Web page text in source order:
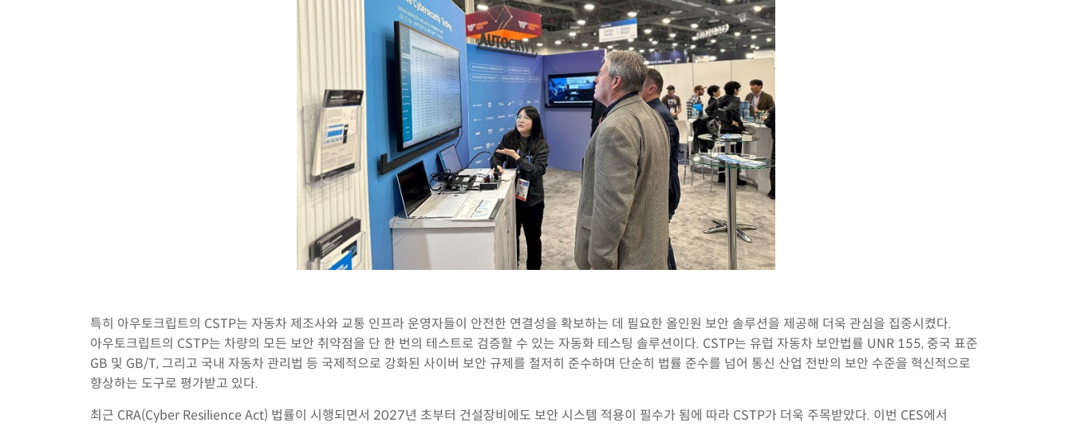
특히 아우토크립트의 CSTP는 자동차 제조사와 교통 인프라 운영자들이 안전한 연결성을 확보하는 데 필요한 올인원 보안 솔루션을 제공해 더욱 관심을 집중시켰다.
아우토크립트의 CSTP는 차량의 모든 보안 취약점을 단 한 번의 테스트로 검증할 수 있는 자동화 테스팅 솔루션이다. CSTP는 유럽 자동차 보안법률 UNR 155, 중국 표준
GB 및 GB/T, 그리고 국내 자동차 관리법 등 국제적으로 강화된 사이버 보안 규제를 철저히 준수하며 단순히 법률 준수를 넘어 통신 산업 전반의 보안 수준을 혁신적으로
향상하는 도구로 평가받고 있다.
최근 CRA(Cyber Resilience Act) 법률이 시행되면서 2027년 초부터 건설장비에도 보안 시스템 적용이 필수가 됨에 따라 CSTP가 더욱 주목받았다. 이번 CES에서